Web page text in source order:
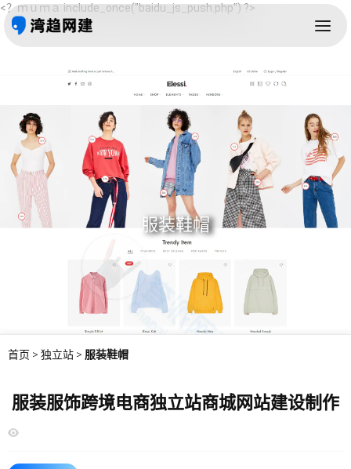
<？ｍｕｍａ include_once("baidu_js_push.php") ?>
服装鞋帽
首页 > 独立站 > 服装鞋帽
服装服饰跨境电商独立站商城网站建设制作